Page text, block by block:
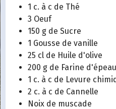
1 c. à c de Thé
3 Oeuf
150 g de Sucre
1 Gousse de vanille
25 cl de Huile d'olive
200 g de Farine
1 c. à c de Levure
2 c. à c de Cannelle
Noix de muscade